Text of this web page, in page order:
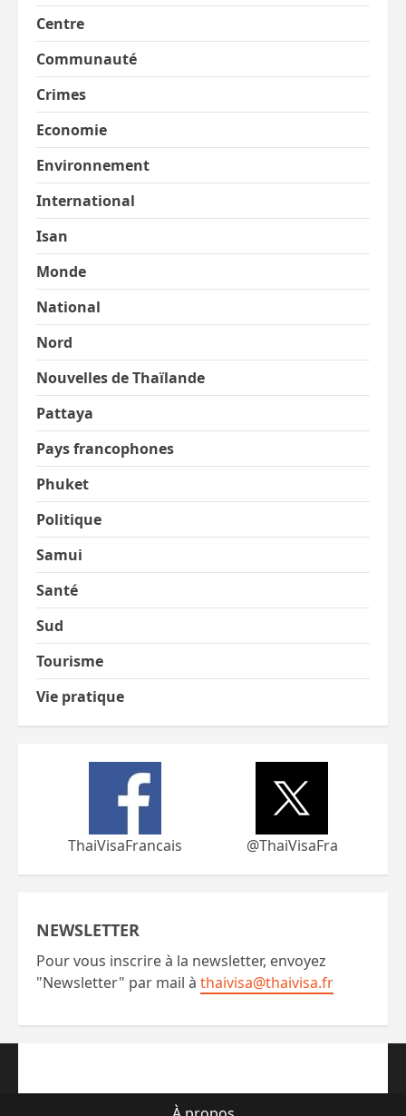
Centre
Communauté
Crimes
Economie
Environnement
International
Isan
Monde
National
Nord
Nouvelles de Thaïlande
Pattaya
Pays francophones
Phuket
Politique
Samui
Santé
Sud
Tourisme
Vie pratique
ThaiVisaFrancais @ThaiVisaFra
NEWSLETTER
Pour vous inscrire à la newsletter, envoyez
"Newsletter" par mail à thaivisa@thaivisa.fr